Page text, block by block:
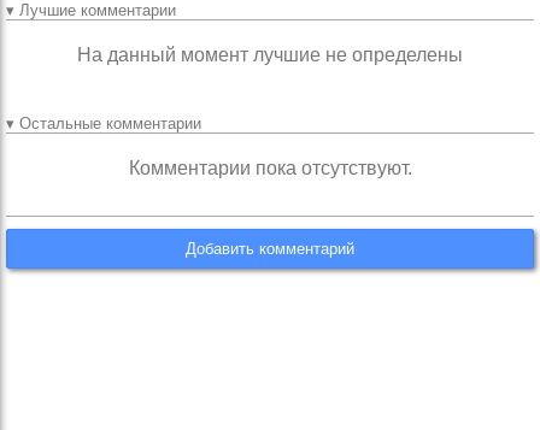
▾ Лучшие комментарии
На данный момент лучшие не определены
▾ Остальные комментарии
Комментарии пока отсутствуют.
Добавить комментарий